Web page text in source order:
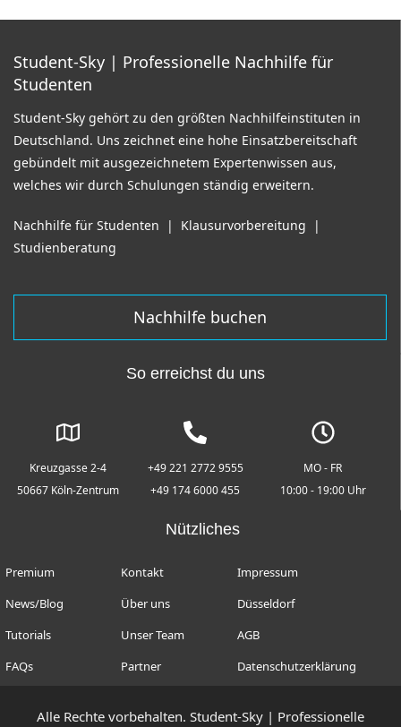
Student-Sky | Professionelle Nachhilfe für
Studenten
Student-Sky gehört zu den größten Nachhilfeinstituten in
Deutschland. Uns zeichnet eine hohe Einsatzbereitschaft
gebündelt mit ausgezeichnetem Expertenwissen aus,
welches wir durch Schulungen ständig erweitern.
Nachhilfe für Studenten | Klausurvorbereitung
|
Studienberatung
Nachhilfe buchen
So erreichst du uns
Kreuzgasse 2-4
50667 Köln-Zentrum
+49 221 2772 9555
+49 174 6000 455
MO - FR
10:00 - 19:00 Uhr
Nützliches
Premium
News/Blog
Tutorials
FAQs
Kontakt
Über uns
Unser Team
Partner
Impressum
Düsseldorf
AGB
Datenschutzerklärung
Alle Rechte vorbehalten. Student-Sky | Professionelle